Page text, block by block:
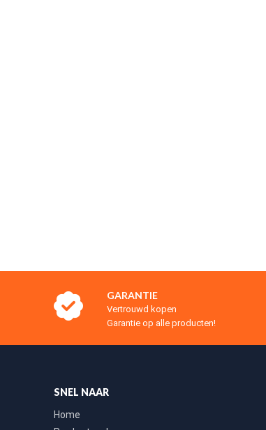
GARANTIE
Vertrouwd kopen
Garantie op alle producten!
SNEL NAAR
Home